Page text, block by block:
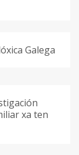
Galega
xa ten